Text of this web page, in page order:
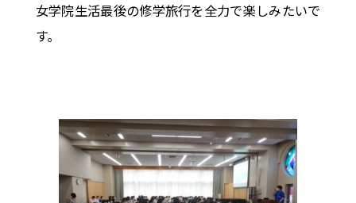
女学院生活最後の修学旅行を全力で楽しみたいで
す。